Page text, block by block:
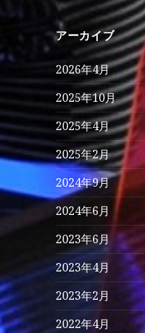
アーカイブ
2026年4月
2025年10月
2025年4月
2025年2月
2024年9月
2024年6月
2023年6月
2023年4月
2023年2月
2022年4月